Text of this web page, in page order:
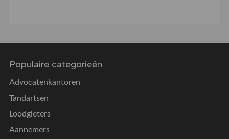
Populaire categorieën
Advocatenkantoren
Tandartsen
Loodgieters
Aannemers